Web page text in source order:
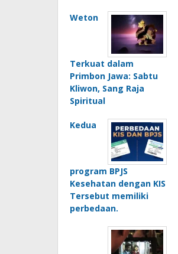
Weton
Terkuat dalam
Primbon Jawa: Sabtu
Kliwon, Sang Raja
Spiritual
Kedua
program BPJS
Kesehatan dengan KIS
Tersebut memiliki
perbedaan.